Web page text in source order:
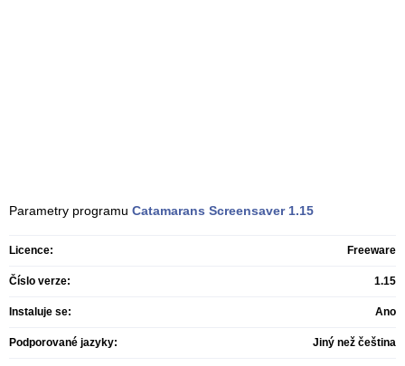
Parametry programu Catamarans Screensaver 1.15
Licence: Freeware
Číslo verze: 1.15
Instaluje se: Ano
Podporované jazyky: Jiný než čeština